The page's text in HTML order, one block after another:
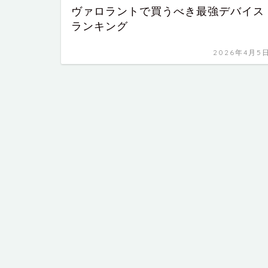
ヴァロラントで買うべき最強デバイス
ランキング
2026年4月5